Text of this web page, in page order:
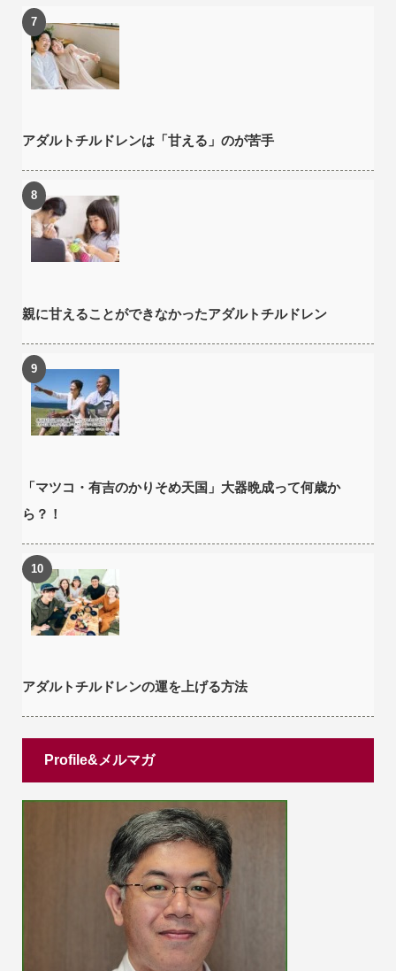
アダルトチルドレンは「甘える」のが苦手
親に甘えることができなかったアダルトチルドレン
「マツコ・有吉のかりそめ天国」大器晩成って何歳か
ら？！
アダルトチルドレンの運を上げる方法
Profile&メルマガ